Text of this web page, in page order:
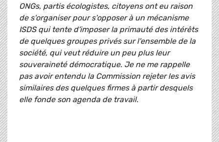
ONGs, partis écologistes, citoyens ont eu raison
de s'organiser pour s'opposer à un mécanisme
ISDS qui tente d'imposer la primauté des intérêts
de quelques groupes privés sur l'ensemble de la
société, qui veut réduire un peu plus leur
souveraineté démocratique. Je ne me rappelle
pas avoir entendu la Commission rejeter les avis
similaires des quelques firmes à partir desquels
elle fonde son agenda de travail.